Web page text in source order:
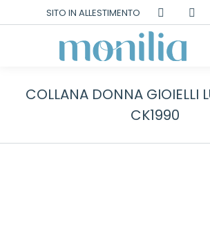
SITO IN ALLESTIMENTO
COLLANA DONNA GIOIELLI
CK1990